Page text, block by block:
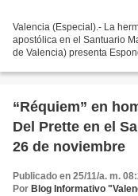
Valencia (Especial).- La
apostólica en el Santuario
de Valencia) presenta
“Réquiem” en
Del Prette en el
26 de noviembre
Publicado en 25/11/a. m.
Por Blog Informativo